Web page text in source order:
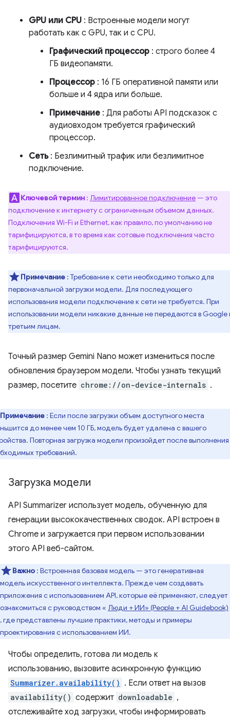
GPU или CPU : Встроенные модели могут
работать как с GPU, так и с CPU.
Графический процессор : строго более 4
ГБ видеопамяти.
Процессор : 16 ГБ оперативной памяти или
больше и 4 ядра или больше.
Примечание : Для работы API подсказок с
аудиовходом требуется графический
процессор.
Сеть: Безлимитный трафик или безлимитное
подключение.
Ключевой термин : Лимитированное подключение — это
подключение к интернету с ограниченным объемом данных.
Подключения Wi-Fi и Ethernet, как правило, по умолчанию не
тарифицируются, в то время как сотовые подключения часто
тарифицируются.
Примечание : Требование к сети необходимо только для
первоначальной загрузки модели. Для последующего
использования модели подключение к сети не требуется. При
использовании модели никакие данные не передаются в Google
третьим лицам.
Точный размер Gemini Nano может измениться после
обновления браузером модели. Чтобы узнать текущий
размер, посетите chrome://on-device-internals .
Примечание : Если после загрузки объем доступного места
до менее чем 10 ГБ, модель будет удалена с вашего
Повторная загрузка модели произойдет после выполнения
требований.
Загрузка модели
API Summarizer использует модель, обученную для
генерации высококачественных сводок. API встроен в
Chrome и загружается при первом использовании
этого API веб-сайтом.
Важно : Встроенная базовая модель — это генеративная
модель искусственного интеллекта. Прежде чем создавать
приложения с использованием API, которые её применяют, следует
ознакомиться с руководством « Люди + ИИ» (People + AI Guidebook)
, где представлены лучшие практики, методы и примеры
проектирования с использованием ИИ.
Чтобы определить, готова ли модель к
использованию, вызовите асинхронную функцию
Summarizer.availability() . Если ответ на вызов
availability() содержит downloadable ,
отслеживайте ход загрузки, чтобы информировать